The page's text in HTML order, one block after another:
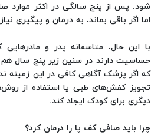
شود. پس از پنج سالگی در اکثر موارد
اما اگر باقی بماند، به درمان و پیگیری
با این حال، متاسفانه پدر و
حساسیت دارند در سنین زیر پنج سال
که اگر پزشک آگاهی کافی در این زمینه
تجویز کفش‌های طبی یا استفاده از
دیگری برای کودک ایجاد کند.
چرا باید صافی کف پا را درمان کرد؟